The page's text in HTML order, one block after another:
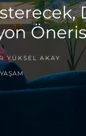
YÜKSEL AKAY
YAŞAM